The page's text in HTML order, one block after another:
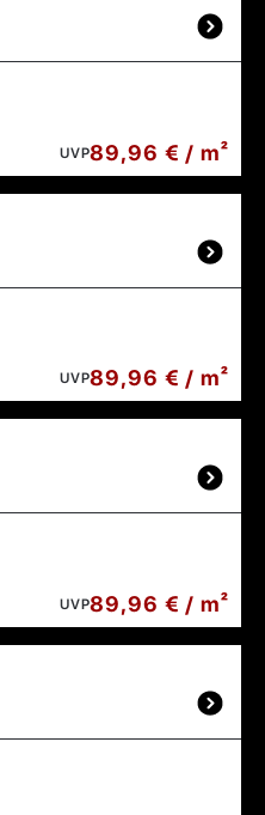
UVP89,96 € / m²
UVP89,96 € / m²
UVP89,96 € / m²